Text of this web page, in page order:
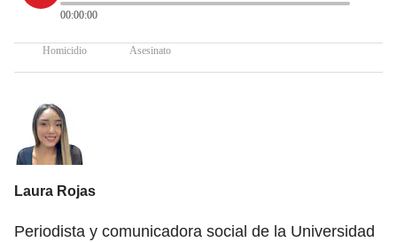
00:00:00
Homicidio Asesinato
Laura Rojas
Periodista y comunicadora social de la Universidad